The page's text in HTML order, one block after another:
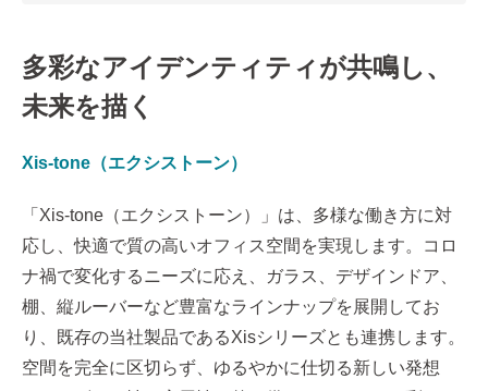
多彩なアイデンティティが共鳴し、
未来を描く
Xis-tone（エクシストーン）
「Xis-tone（エクシストーン）」は、多様な働き方に対
応し、快適で質の高いオフィス空間を実現します。コロ
ナ禍で変化するニーズに応え、ガラス、デザインドア、
棚、縦ルーバーなど豊富なラインナップを展開してお
り、既存の当社製品であるXisシリーズとも連携します。
空間を完全に区切らず、ゆるやかに仕切る新しい発想